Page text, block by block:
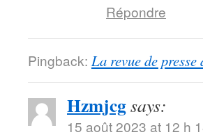
Répondre
Pingback: La revue de
Hzmjcgsays:
15 août 2023 at 12 h